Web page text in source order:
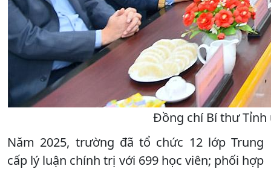
Đồng chí Bí thư Tỉnh
Năm 2025, trường đã tổ chức 12 lớp Trung
cấp lý luận chính trị với 699 học viên; phối hợp